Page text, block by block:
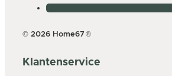
© 2026 Home67 ®
Klantenservice